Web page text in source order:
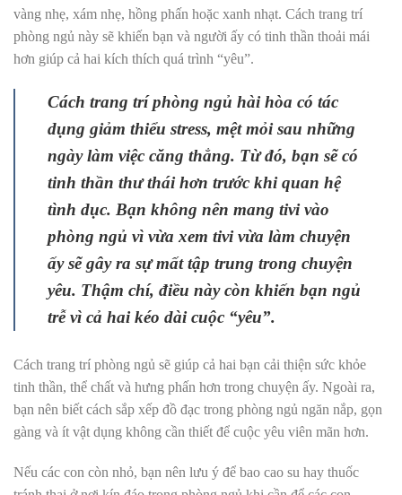
vàng nhẹ, xám nhẹ, hồng phấn hoặc xanh nhạt. Cách trang trí
phòng ngủ này sẽ khiến bạn và người ấy có tinh thần thoải mái
hơn giúp cả hai kích thích quá trình “yêu”.
Cách trang trí phòng ngủ hài hòa có tác
dụng giảm thiểu stress, mệt mỏi sau những
ngày làm việc căng thẳng. Từ đó, bạn sẽ có
tinh thần thư thái hơn trước khi quan hệ
tình dục. Bạn không nên mang tivi vào
phòng ngủ vì vừa xem tivi vừa làm chuyện
ấy sẽ gây ra sự mất tập trung trong chuyện
yêu. Thậm chí, điều này còn khiến bạn ngủ
trễ vì cả hai kéo dài cuộc “yêu”.
Cách trang trí phòng ngủ sẽ giúp cả hai bạn cải thiện sức khỏe
tinh thần, thể chất và hưng phấn hơn trong chuyện ấy. Ngoài ra,
bạn nên biết cách sắp xếp đồ đạc trong phòng ngủ ngăn nắp, gọn
gàng và ít vật dụng không cần thiết để cuộc yêu viên mãn hơn.
Nếu các con còn nhỏ, bạn nên lưu ý để bao cao su hay thuốc